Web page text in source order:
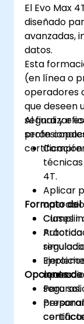
El Evo Max
diseñado
avanzadas,
datos.
Esta
(en línea o
operadores
que deseen
segura y
certificación
Al finalizar
serán
4T.
Aplicar
Cumplir
seguras.
Formato del
Clases
reales.
Opciones
Para